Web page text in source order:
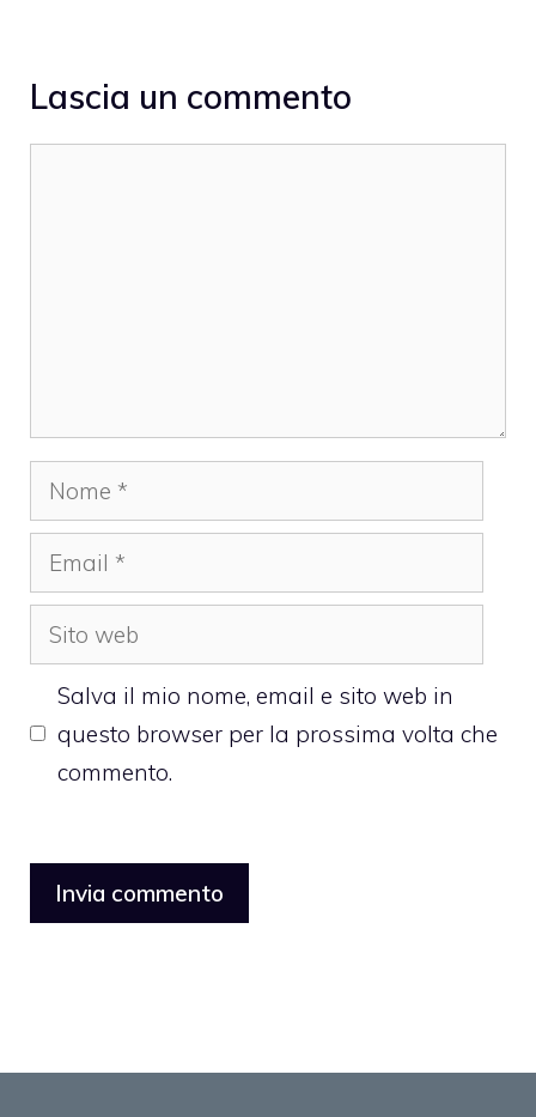
Lascia un commento
Nome
Email
Sito
web
Salva il mio nome, email e sito web in
questo browser per la prossima volta che
commento.